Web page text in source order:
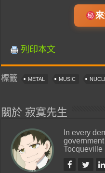
列印本文
標籤 METAL MUSIC
關於 寂寞先生
In every
Tocqueville